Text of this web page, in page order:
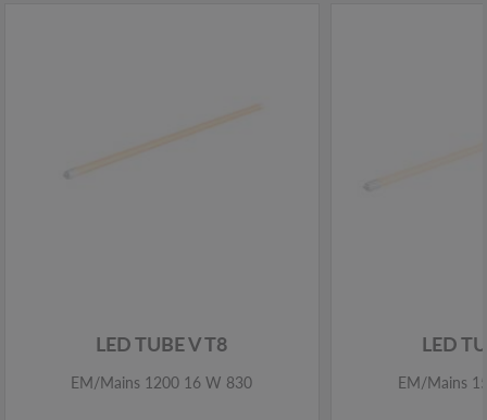
LED TUBE V T8
EM/Mains 1200 16 W 830
LED
EM/Mains